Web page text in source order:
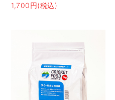
1,700円(税込)